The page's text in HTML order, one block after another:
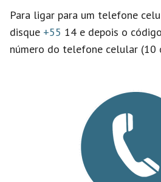
Para ligar para um telefone
disque +55 14 e depois o
número do telefone celular (10